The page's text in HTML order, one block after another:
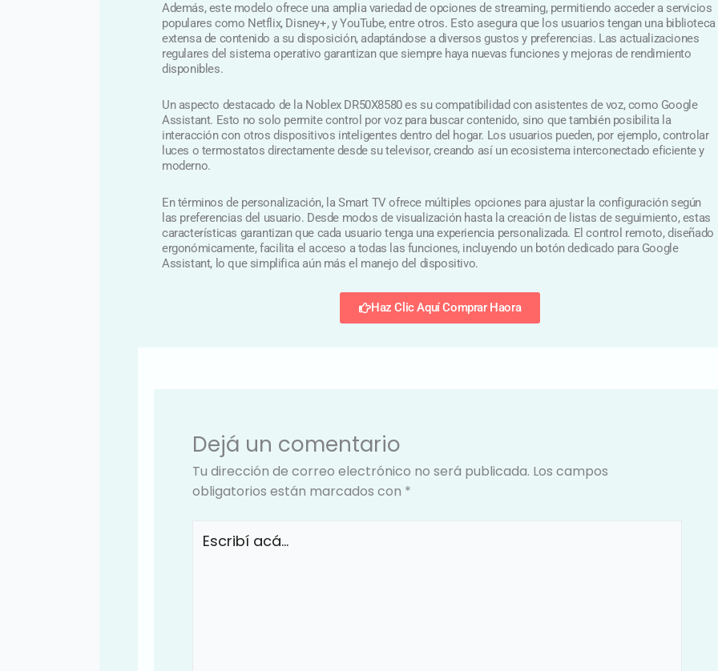
Además, este modelo ofrece una amplia variedad de opciones de streaming, permitiendo acceder a servicios
populares como Netflix, Disney+, y YouTube, entre otros. Esto asegura que los usuarios tengan una biblioteca
extensa de contenido a su disposición, adaptándose a diversos gustos y preferencias. Las actualizaciones
regulares del sistema operativo garantizan que siempre haya nuevas funciones y mejoras de rendimiento
disponibles.
Un aspecto destacado de la Noblex DR50X8580 es su compatibilidad con asistentes de voz, como Google
Assistant. Esto no solo permite control por voz para buscar contenido, sino que también posibilita la
interacción con otros dispositivos inteligentes dentro del hogar. Los usuarios pueden, por ejemplo, controlar
luces o termostatos directamente desde su televisor, creando así un ecosistema interconectado eficiente y
moderno.
En términos de personalización, la Smart TV ofrece múltiples opciones para ajustar la configuración según
las preferencias del usuario. Desde modos de visualización hasta la creación de listas de seguimiento, estas
características garantizan que cada usuario tenga una experiencia personalizada. El control remoto, diseñado
ergonómicamente, facilita el acceso a todas las funciones, incluyendo un botón dedicado para Google
Assistant, lo que simplifica aún más el manejo del dispositivo.
Haz Clic Aquí Comprar Haora
Dejá un comentario
Tu dirección de correo electrónico no será publicada. Los campos
obligatorios están marcados con *
acá...